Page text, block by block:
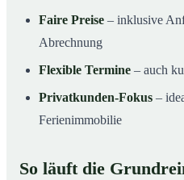
Faire Preise – inklusive
Abrechnung
Flexible Termine – auch
Privatkunden-Fokus –
Ferienimmobilie
So läuft die